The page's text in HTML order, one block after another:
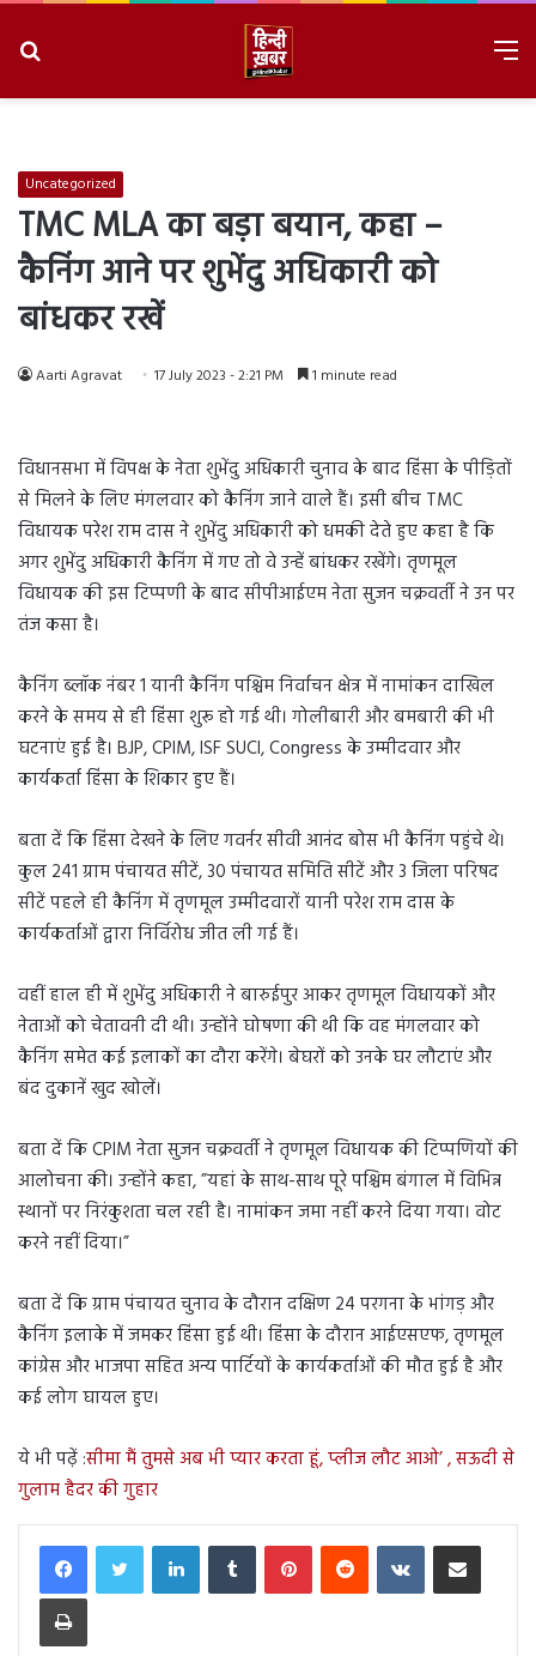
Uncategorized
TMC MLA का बड़ा बयान, कहा –
कैनिंग आने पर शुभेंदु अधिकारी को
बांधकर रखें
Aarti Agravat 17 July 2023 - 2:21 PM 1 minute read
विधानसभा में विपक्ष के नेता शुभेंदु अधिकारी चुनाव के बाद हिंसा के पीड़ितों
से मिलने के लिए मंगलवार को कैनिंग जाने वाले हैं। इसी बीच TMC
विधायक परेश राम दास ने शुभेंदु अधिकारी को धमकी देते हुए कहा है कि
अगर शुभेंदु अधिकारी कैनिंग में गए तो वे उन्हें बांधकर रखेंगे। तृणमूल
विधायक की इस टिप्पणी के बाद सीपीआईएम नेता सुजन चक्रवर्ती ने उन पर
तंज कसा है।
कैनिंग ब्लॉक नंबर 1 यानी कैनिंग पश्चिम निर्वाचन क्षेत्र में नामांकन दाखिल
करने के समय से ही हिंसा शुरू हो गई थी। गोलीबारी और बमबारी की भी
घटनाएं हुई है। BJP, CPIM, ISF SUCI, Congress के उम्मीदवार और
कार्यकर्ता हिंसा के शिकार हुए हैं।
बता दें कि हिंसा देखने के लिए गवर्नर सीवी आनंद बोस भी कैनिंग पहुंचे थे।
कुल 241 ग्राम पंचायत सीटें, 30 पंचायत समिति सीटें और 3 जिला परिषद
सीटें पहले ही कैनिंग में तृणमूल उम्मीदवारों यानी परेश राम दास के
कार्यकर्ताओं द्वारा निर्विरोध जीत ली गई हैं।
वहीं हाल ही में शुभेंदु अधिकारी ने बारुईपुर आकर तृणमूल विधायकों और
नेताओं को चेतावनी दी थी। उन्होंने घोषणा की थी कि वह मंगलवार को
कैनिंग समेत कई इलाकों का दौरा करेंगे। बेघरों को उनके घर लौटाएं और
बंद दुकानें खुद खोलें।
बता दें कि CPIM नेता सुजन चक्रवर्ती ने तृणमूल विधायक की टिप्पणियों की
आलोचना की। उन्होंने कहा, ”यहां के साथ-साथ पूरे पश्चिम बंगाल में विभिन्न
स्थानों पर निरंकुशता चल रही है। नामांकन जमा नहीं करने दिया गया। वोट
करने नहीं दिया।”
बता दें कि ग्राम पंचायत चुनाव के दौरान दक्षिण 24 परगना के भांगड़ और
कैनिंग इलाके में जमकर हिंसा हुई थी। हिंसा के दौरान आईएसएफ, तृणमूल
कांग्रेस और भाजपा सहित अन्य पार्टियों के कार्यकर्ताओं की मौत हुई है और
कई लोग घायल हुए।
ये भी पढ़ें :सीमा मैं तुमसे अब भी प्यार करता हूं, प्लीज लौट आओ’ , सऊदी से
गुलाम हैदर की गुहार
LinkedInTumblr PinterestReddit VKontakteShare via Email
Print